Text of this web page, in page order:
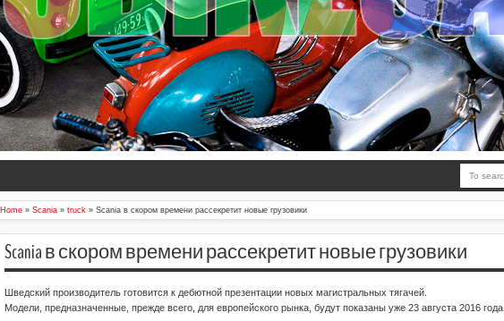
Home » Scania » truck » Scania в скором времени рассекретит новые грузовики
Scania в скором времени рассекретит новые грузовики
Шведский производитель готовится к дебютной презентации новых магистральных тягачей.
Модели, предназначенные, прежде всего, для европейского рынка, будут показаны уже 23 августа 2016 года.